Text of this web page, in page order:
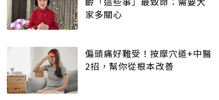
家多關心
偏頭痛好難受！按摩穴道+中醫
2招，幫你從根本改善